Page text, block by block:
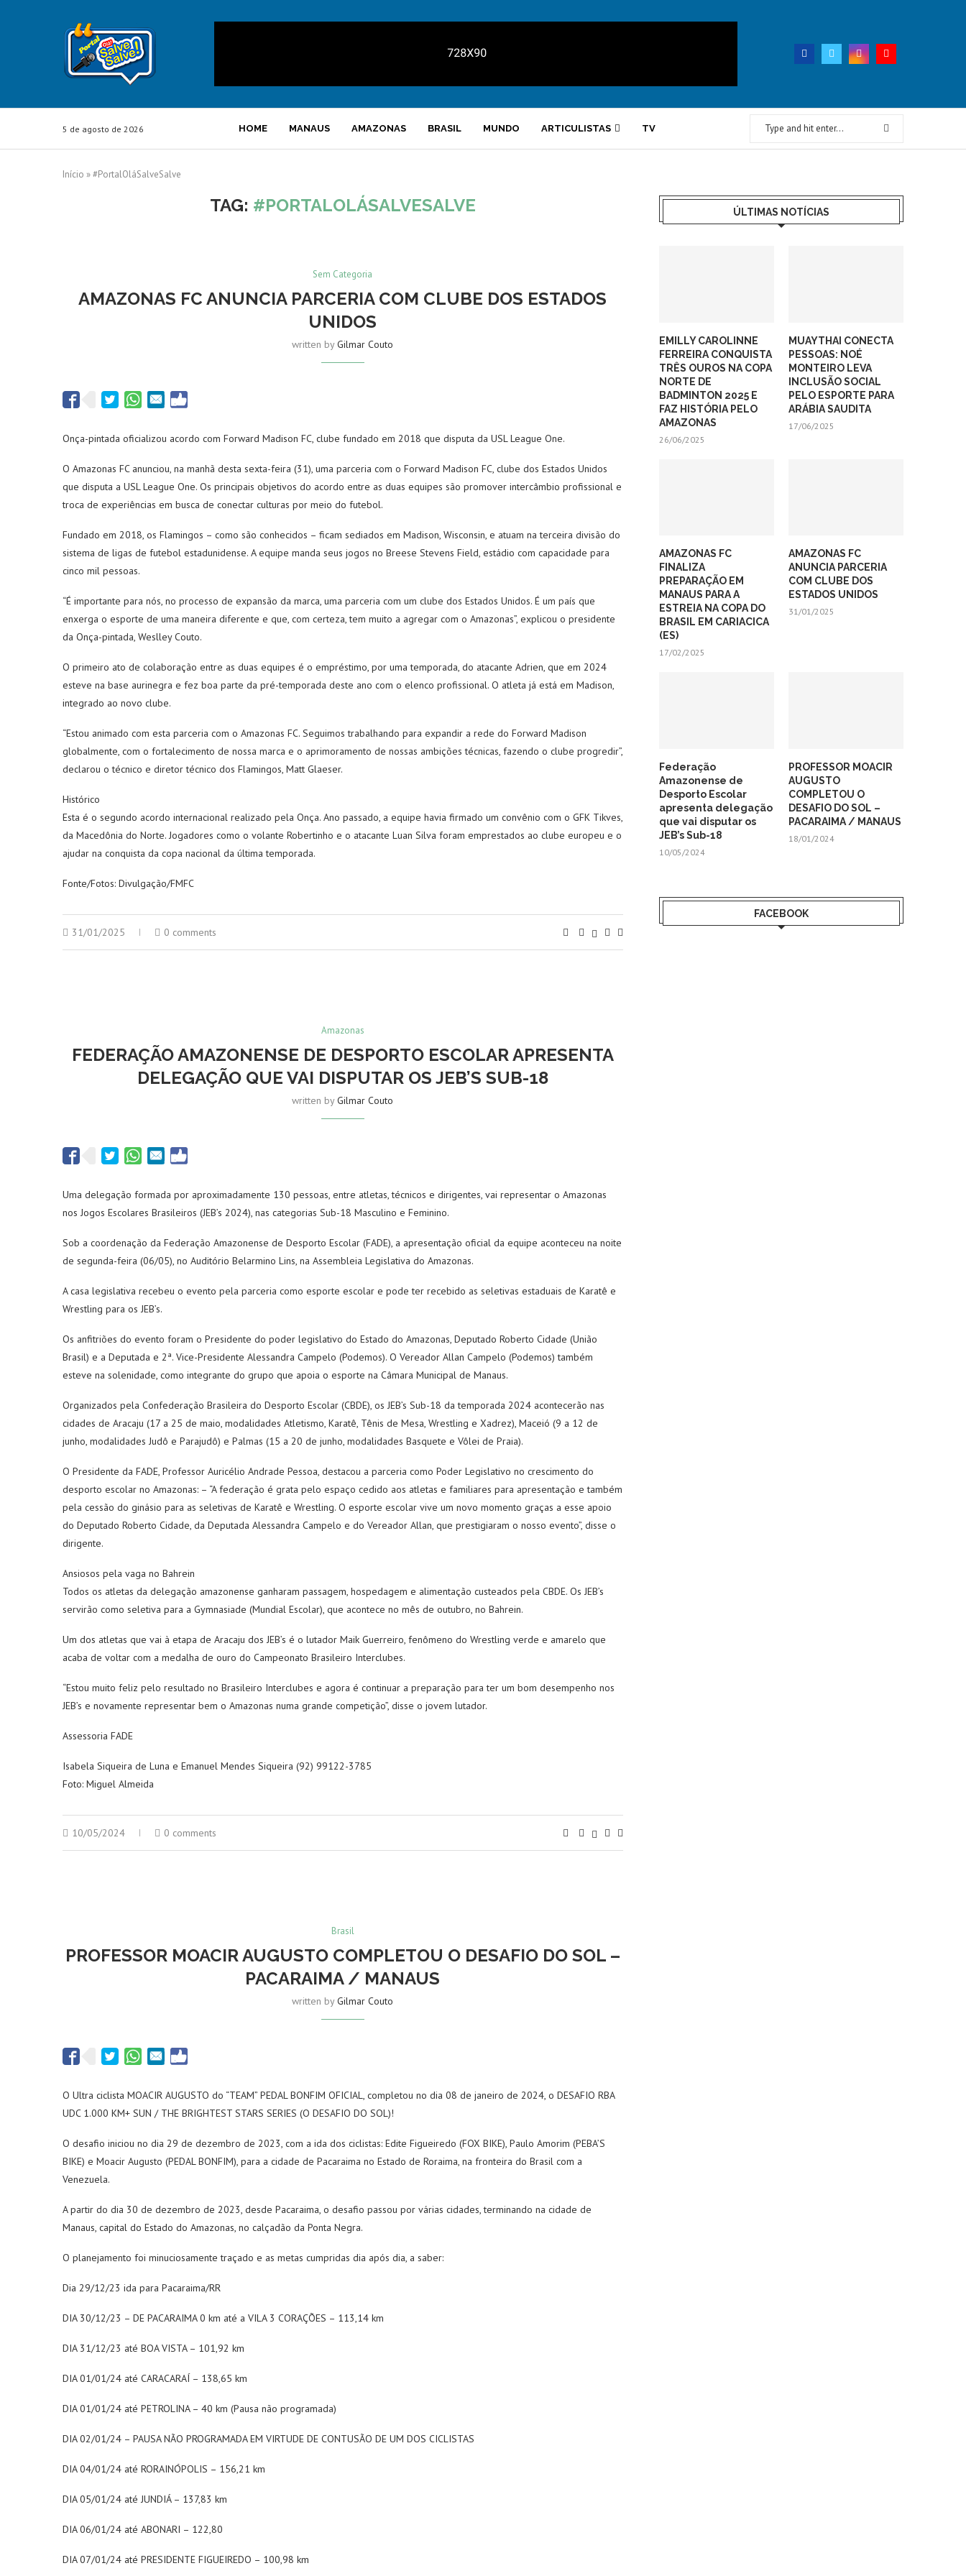
5 de agosto de 2026 HOME MANAUS AMAZONAS BRASIL MUNDO ARTICULISTAS TV
Início »#PortalOláSalveSalve
TAG: #PORTALOLÁSALVESALVE
Sem Categoria
AMAZONAS FC ANUNCIA PARCERIA COM CLUBE DOS ESTADOS
UNIDOS
written byGilmar Couto
Onça-pintada oficializou acordo com Forward Madison FC, clube fundado em 2018 que disputa da USL League One.
O Amazonas FC anunciou, na manhã desta sexta-feira (31), uma parceria com o Forward Madison FC, clube dos Estados Unidos
que disputa a USL League One. Os principais objetivos do acordo entre as duas equipes são promover intercâmbio profissional e
troca de experiências em busca de conectar culturas por meio do futebol.
Fundado em 2018, os Flamingos – como são conhecidos – ficam sediados em Madison, Wisconsin, e atuam na terceira divisão do
sistema de ligas de futebol estadunidense. A equipe manda seus jogos no Breese Stevens Field, estádio com capacidade para
cinco mil pessoas.
“É importante para nós, no processo de expansão da marca, uma parceria com um clube dos Estados Unidos. É um país que
enxerga o esporte de uma maneira diferente e que, com certeza, tem muito a agregar com o Amazonas”, explicou o presidente
da Onça-pintada, Weslley Couto.
O primeiro ato de colaboração entre as duas equipes é o empréstimo, por uma temporada, do atacante Adrien, que em 2024
esteve na base aurinegra e fez boa parte da pré-temporada deste ano com o elenco profissional. O atleta já está em Madison,
integrado ao novo clube.
“Estou animado com esta parceria com o Amazonas FC. Seguimos trabalhando para expandir a rede do Forward Madison
globalmente, com o fortalecimento de nossa marca e o aprimoramento de nossas ambições técnicas, fazendo o clube progredir”,
declarou o técnico e diretor técnico dos Flamingos, Matt Glaeser.
Histórico
Esta é o segundo acordo internacional realizado pela Onça. Ano passado, a equipe havia firmado um convênio com o GFK Tikves,
da Macedônia do Norte. Jogadores como o volante Robertinho e o atacante Luan Silva foram emprestados ao clube europeu e o
ajudar na conquista da copa nacional da última temporada.
Fonte/Fotos: Divulgação/FMFC
31/01/2025 0 comments
Amazonas
FEDERAÇÃO AMAZONENSE DE DESPORTO ESCOLAR APRESENTA
DELEGAÇÃO QUE VAI DISPUTAR OS JEB’S SUB-18
written byGilmar Couto
Uma delegação formada por aproximadamente 130 pessoas, entre atletas, técnicos e dirigentes, vai representar o Amazonas
nos Jogos Escolares Brasileiros (JEB’s 2024), nas categorias Sub-18 Masculino e Feminino.
Sob a coordenação da Federação Amazonense de Desporto Escolar (FADE), a apresentação oficial da equipe aconteceu na noite
de segunda-feira (06/05), no Auditório Belarmino Lins, na Assembleia Legislativa do Amazonas.
A casa legislativa recebeu o evento pela parceria como esporte escolar e pode ter recebido as seletivas estaduais de Karatê e
Wrestling para os JEB’s.
Os anfitriões do evento foram o Presidente do poder legislativo do Estado do Amazonas, Deputado Roberto Cidade (União
Brasil) e a Deputada e 2ª. Vice-Presidente Alessandra Campelo (Podemos). O Vereador Allan Campelo (Podemos) também
esteve na solenidade, como integrante do grupo que apoia o esporte na Câmara Municipal de Manaus.
Organizados pela Confederação Brasileira do Desporto Escolar (CBDE), os JEB’s Sub-18 da temporada 2024 acontecerão nas
cidades de Aracaju (17 a 25 de maio, modalidades Atletismo, Karatê, Tênis de Mesa, Wrestling e Xadrez), Maceió (9 a 12 de
junho, modalidades Judô e Parajudô) e Palmas (15 a 20 de junho, modalidades Basquete e Vôlei de Praia).
O Presidente da FADE, Professor Auricélio Andrade Pessoa, destacou a parceria como Poder Legislativo no crescimento do
desporto escolar no Amazonas: – “A federação é grata pelo espaço cedido aos atletas e familiares para apresentação e também
pela cessão do ginásio para as seletivas de Karatê e Wrestling. O esporte escolar vive um novo momento graças a esse apoio
do Deputado Roberto Cidade, da Deputada Alessandra Campelo e do Vereador Allan, que prestigiaram o nosso evento”, disse o
dirigente.
Ansiosos pela vaga no Bahrein
Todos os atletas da delegação amazonense ganharam passagem, hospedagem e alimentação custeados pela CBDE. Os JEB’s
servirão como seletiva para a Gymnasiade (Mundial Escolar), que acontece no mês de outubro, no Bahrein.
Um dos atletas que vai à etapa de Aracaju dos JEB’s é o lutador Maik Guerreiro, fenômeno do Wrestling verde e amarelo que
acaba de voltar com a medalha de ouro do Campeonato Brasileiro Interclubes.
“Estou muito feliz pelo resultado no Brasileiro Interclubes e agora é continuar a preparação para ter um bom desempenho nos
JEB’s e novamente representar bem o Amazonas numa grande competição”, disse o jovem lutador.
Assessoria FADE
Isabela Siqueira de Luna e Emanuel Mendes Siqueira (92) 99122-3785
Foto: Miguel Almeida
10/05/2024 0 comments
Brasil
PROFESSOR MOACIR AUGUSTO COMPLETOU O DESAFIO DO SOL –
PACARAIMA / MANAUS
written byGilmar Couto
O Ultra ciclista MOACIR AUGUSTO do “TEAM” PEDAL BONFIM OFICIAL, completou no dia 08 de janeiro de 2024, o DESAFIO RBA
UDC 1.000 KM+ SUN / THE BRIGHTEST STARS SERIES (O DESAFIO DO SOL)!
O desafio iniciou no dia 29 de dezembro de 2023, com a ida dos ciclistas: Edite Figueiredo (FOX BIKE), Paulo Amorim (PEBA’S
BIKE) e Moacir Augusto (PEDAL BONFIM), para a cidade de Pacaraima no Estado de Roraima, na fronteira do Brasil com a
Venezuela.
A partir do dia 30 de dezembro de 2023, desde Pacaraima, o desafio passou por várias cidades, terminando na cidade de
Manaus, capital do Estado do Amazonas, no calçadão da Ponta Negra.
O planejamento foi minuciosamente traçado e as metas cumpridas dia após dia, a saber:
Dia 29/12/23 ida para Pacaraima/RR
DIA 30/12/23 – DE PACARAIMA 0 km até a VILA 3 CORAÇÕES – 113,14 km
DIA 31/12/23 até BOA VISTA – 101,92 km
DIA 01/01/24 até CARACARAÍ – 138,65 km
DIA 01/01/24 até PETROLINA – 40 km (Pausa não programada)
DIA 02/01/24 – PAUSA NÃO PROGRAMADA EM VIRTUDE DE CONTUSÃO DE UM DOS CICLISTAS
DIA 04/01/24 até RORAINÓPOLIS – 156,21 km
DIA 05/01/24 até JUNDIÁ – 137,83 km
DIA 06/01/24 até ABONARI – 122,80
DIA 07/01/24 até PRESIDENTE FIGUEIREDO – 100,98 km
ÚLTIMAS NOTÍCIAS
EMILLY CAROLINNE
FERREIRA CONQUISTA
TRÊS OUROS NA COPA
NORTE DE
BADMINTON 2025 E
FAZ HISTÓRIA PELO
AMAZONAS
26/06/2025
MUAYTHAI CONECTA
PESSOAS: NOÉ
MONTEIRO LEVA
INCLUSÃO SOCIAL
PELO ESPORTE PARA
ARÁBIA SAUDITA
17/06/2025
AMAZONAS FC
FINALIZA
PREPARAÇÃO EM
MANAUS PARA A
ESTREIA NA COPA DO
BRASIL EM CARIACICA
(ES)
17/02/2025
AMAZONAS FC
ANUNCIA PARCERIA
COM CLUBE DOS
ESTADOS UNIDOS
31/01/2025
Federação
Amazonense de
Desporto Escolar
apresenta delegação
que vai disputar os
JEB’s Sub-18
10/05/2024
PROFESSOR MOACIR
AUGUSTO
COMPLETOU O
DESAFIO DO SOL –
PACARAIMA / MANAUS
18/01/2024
FACEBOOK